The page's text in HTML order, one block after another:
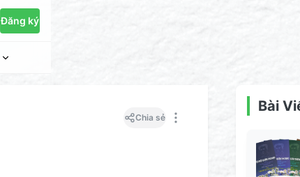
Đăng ký
Chia sẻ
Bài